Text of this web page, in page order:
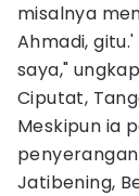
misalnya
Ahmadi,
saya,"
Ciputat,
Meskipun ia
Jatibening,